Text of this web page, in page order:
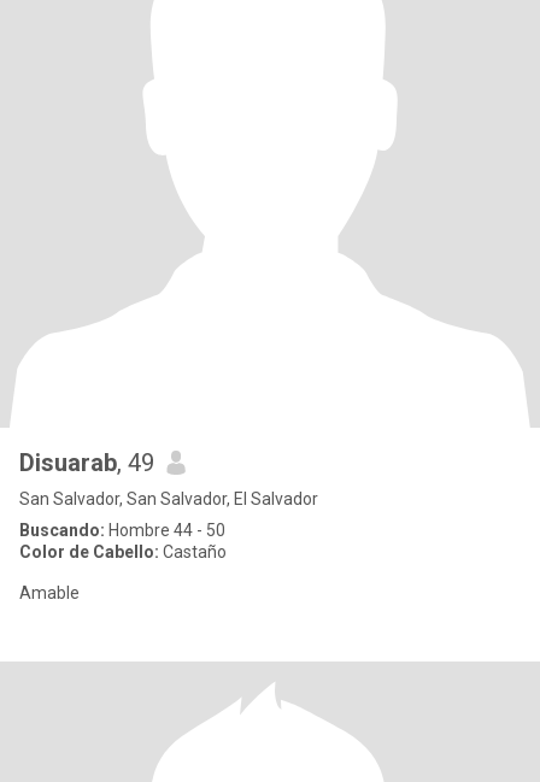
Disuarab, 49
San Salvador, San Salvador, El Salvador
Buscando: Hombre 44 - 50
Color de Cabello: Castaño
Amable